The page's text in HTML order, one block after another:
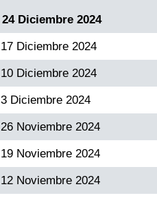
Diciembre 2024
Diciembre 2024
Diciembre 2024
Diciembre 2024
Noviembre 2024
Noviembre 2024
Noviembre 2024